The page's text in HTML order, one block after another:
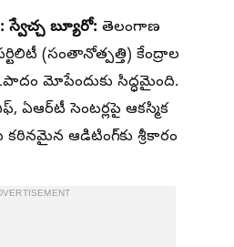
స్వేచ్చ బ్యూరో: తెలంగాణ
(సంతానోత్పత్తి) కేంద్రాల
మోపేందుకు సిద్ధమైంది.
ఏఆర్‌టీ సెంటర్లపై ఆకస్మిక
ఆడిటింగ్‌కు శ్రీకారం